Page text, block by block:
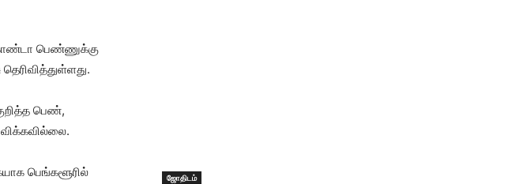
பெண்ணுக்கு
பெண்,
பெங்களூரில்
ஜோதிடம்